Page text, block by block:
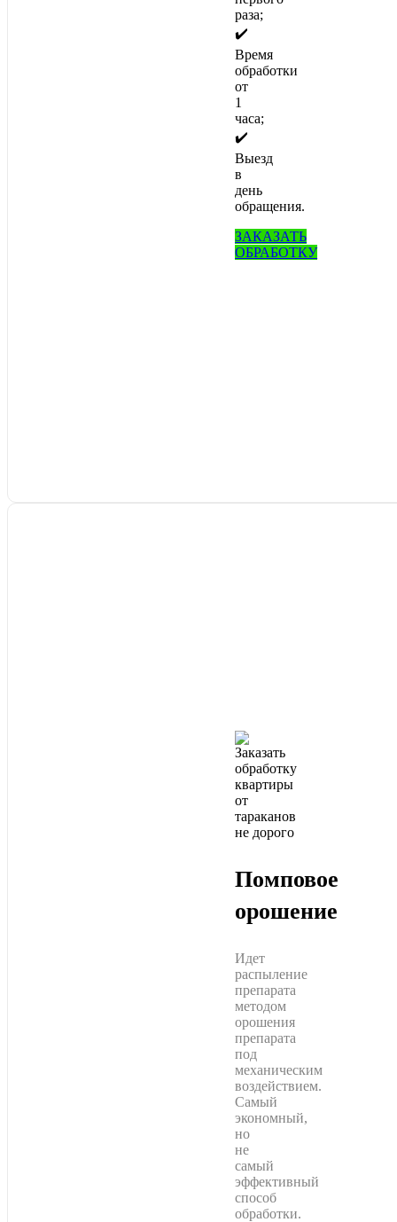
раза;
✔️
Время
обработки
от
1
часа;
✔️
Выезд
в
день
обращения.
ЗАКАЗАТЬ
ОБРАБОТКУ
Помповое
орошение
Идет
распыление
препарата
методом
орошения
препарата
под
механическим
воздействием.
Самый
экономный,
но
не
самый
эффективный
способ
обработки.